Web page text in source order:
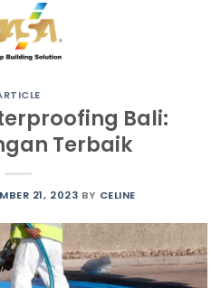
Bali:
Terbaik
21, 2023 BY CELINE